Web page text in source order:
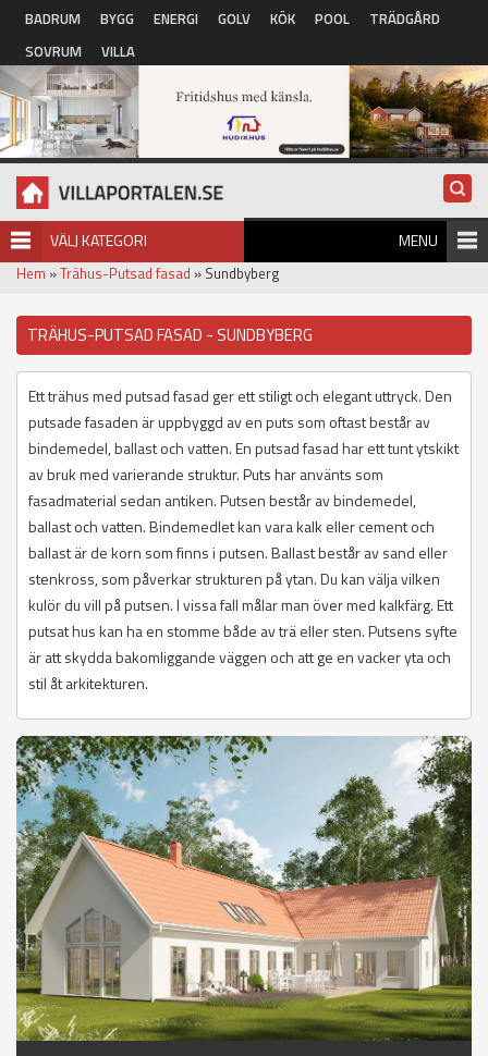
Hoppa till huvudinnehåll
BADRUM BYGG ENERGI GOLV KÖK POOL
TRÄDGÅRD
SOVRUM
VILLA
VÄLJ KATEGORI MENU
Hem »Trähus-Putsad fasad » Sundbyberg
TRÄHUS-PUTSAD FASAD - SUNDBYBERG
Ett trähus med putsad fasad ger ett stiligt och elegant uttryck. Den
putsade fasaden är uppbyggd av en puts som oftast består av
bindemedel, ballast och vatten. En putsad fasad har ett tunt ytskikt
av bruk med varierande struktur. Puts har använts som
fasadmaterial sedan antiken. Putsen består av bindemedel,
ballast och vatten. Bindemedlet kan vara kalk eller cement och
ballast är de korn som finns i putsen. Ballast består av sand eller
stenkross, som påverkar strukturen på ytan. Du kan välja vilken
kulör du vill på putsen. I vissa fall målar man över med kalkfärg. Ett
putsat hus kan ha en stomme både av trä eller sten. Putsens syfte
är att skydda bakomliggande väggen och att ge en vacker yta och
stil åt arkitekturen.